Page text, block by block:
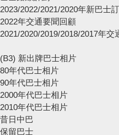
2023/2022/2021/2020年新巴士
2022年交通要聞回顧
2021/2020/2019/2018/2017年交
(B3) 新出牌巴士相片
80年代巴士相片
90年代巴士相片
2000年代巴士相片
2010年代巴士相片
昔日中巴
保留巴士